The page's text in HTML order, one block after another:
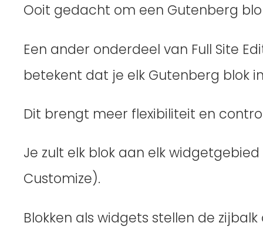
Ooit gedacht om een Gutenberg
Een ander onderdeel van Full Site
betekent dat je elk Gutenberg blok
Dit brengt meer flexibiliteit en
Je zult elk blok aan elk
Customize).
Blokken als widgets stellen de